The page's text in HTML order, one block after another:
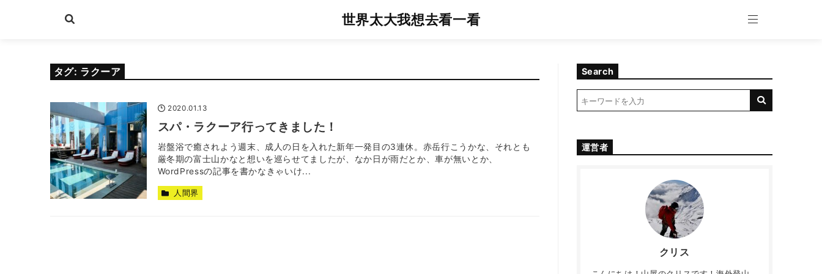
世界太大我想去看一看
タグ: ラクーア
2020.01.13
スパ・ラクーア行ってきました！
岩盤浴で癒されよう週末、成人の日を入れた新年一発目の3連休。赤岳行こうかな、それとも
厳冬期の富士山かなと想いを巡らせてましたが、なか日が雨だとか、車が無いとか、
WordPressの記事を書かなきゃいけ...
人間界
Search
運営者
クリス